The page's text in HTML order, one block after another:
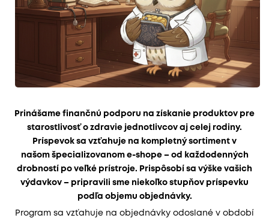
Prinášame finančnú podporu na získanie produktov pre
starostlivosť o zdravie jednotlivcov aj celej rodiny.
Príspevok sa vzťahuje na kompletný sortiment v
našom špecializovanom e-shope – od každodenných
drobností po veľké prístroje. Prispôsobí sa výške vašich
výdavkov – pripravili sme niekoľko stupňov príspevku
podľa objemu objednávky.
Program sa vzťahuje na objednávky odoslané v období